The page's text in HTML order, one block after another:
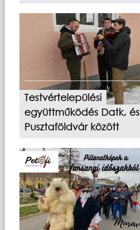
Testvértelepülési
együttműködés Datk, és
Pusztaföldvár között